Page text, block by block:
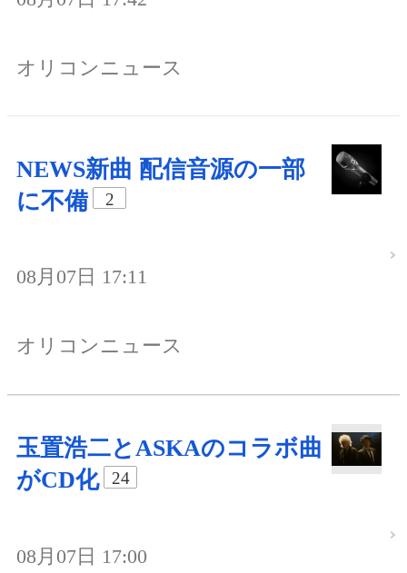
オリコンニュース
NEWS新曲 配信音源の一部
に不備
2
08月07日 17:11
オリコンニュース
玉置浩二とASKAのコラボ曲
がCD化
24
08月07日 17:00